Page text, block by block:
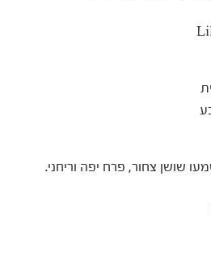
שושן צחור, פרח יפה וריחני.